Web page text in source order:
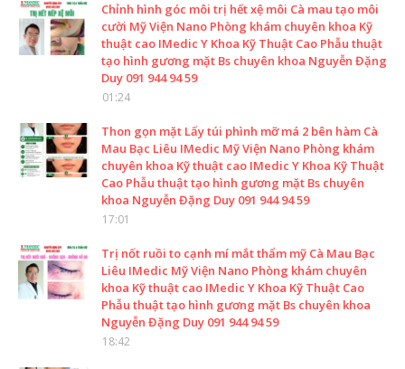
Chỉnh hình góc môi trị hết xệ môi Cà mau tạo môi
cười Mỹ Viện Nano Phòng khám chuyên khoa Kỹ
thuật cao IMedic Y Khoa Kỹ Thuật Cao Phẫu thuật
tạo hình gương mặt Bs chuyên khoa Nguyễn Đặng
Duy 091 944 94 59
01:24
Thon gọn mặt Lấy túi phình mỡ má 2 bên hàm Cà
Mau Bạc Liêu IMedic Mỹ Viện Nano Phòng khám
chuyên khoa Kỹ thuật cao IMedic Y Khoa Kỹ Thuật
Cao Phẫu thuật tạo hình gương mặt Bs chuyên
khoa Nguyễn Đặng Duy 091 944 94 59
17:01
Trị nốt ruồi to cạnh mí mắt thẩm mỹ Cà Mau Bạc
Liêu IMedic Mỹ Viện Nano Phòng khám chuyên
khoa Kỹ thuật cao IMedic Y Khoa Kỹ Thuật Cao
Phẫu thuật tạo hình gương mặt Bs chuyên khoa
Nguyễn Đặng Duy 091 944 94 59
18:42